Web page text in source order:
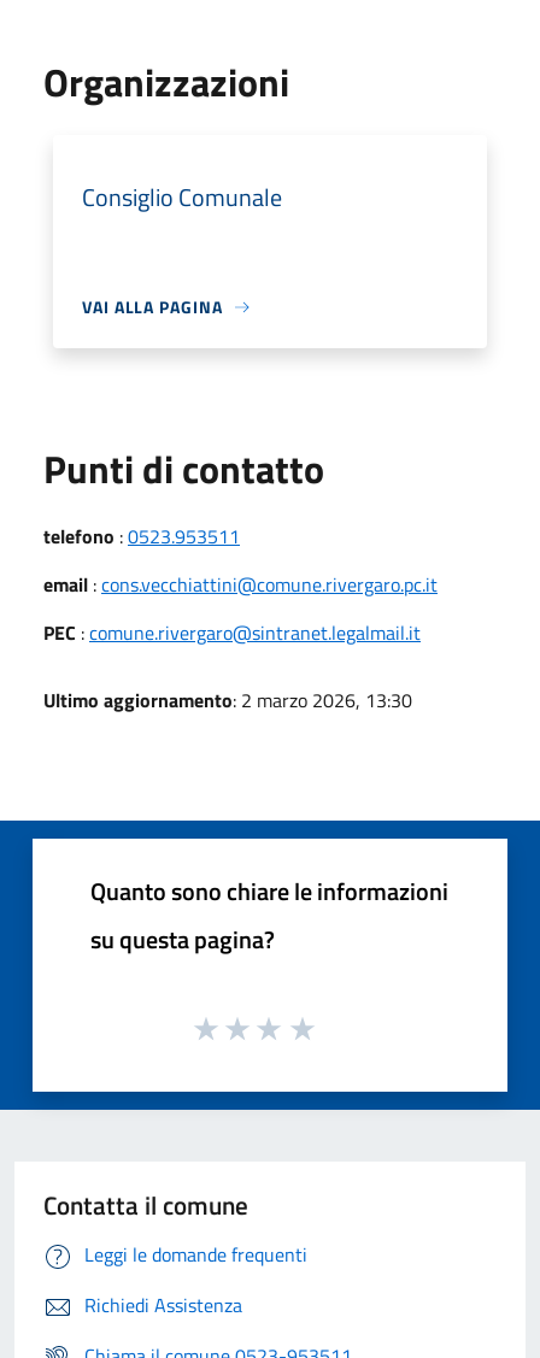
Organizzazioni
Consiglio Comunale
VAI ALLA PAGINA
Punti di contatto
telefono :0523.953511
email :cons.vecchiattini@comune.rivergaro.pc.it
PEC :comune.rivergaro@sintranet.legalmail.it
Ultimo aggiornamento: 2 marzo 2026, 13:30
Quanto sono chiare le informazioni
su questa pagina?
Contatta il comune
Leggi le domande frequenti
Richiedi Assistenza